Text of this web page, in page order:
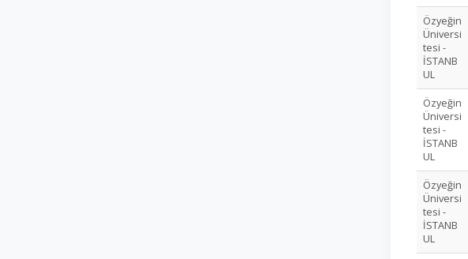
Özyeğin
Üniversi
tesi -
İSTANB
UL
Özyeğin
Üniversi
tesi -
İSTANB
UL
Özyeğin
Üniversi
tesi -
İSTANB
UL